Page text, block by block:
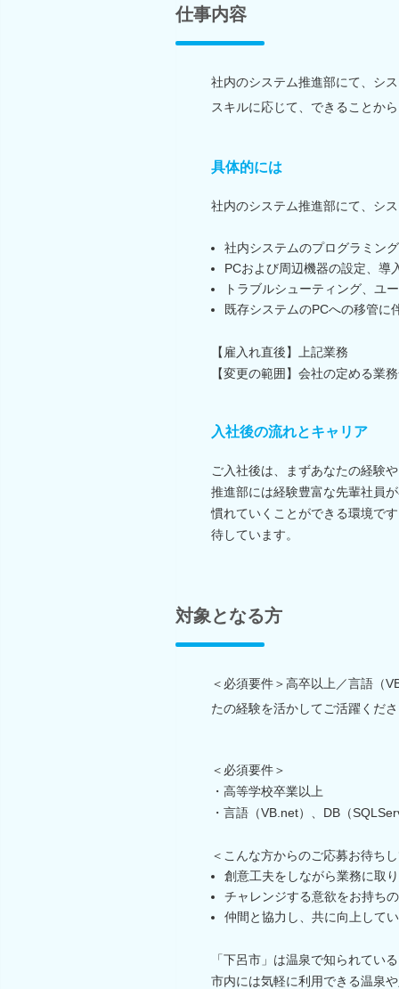
仕事内容
社内のシステム推進部にて、シ
スキルに応じて、できることか
具体的には
社内のシステム推進部にて、シ
社内システムのプログラミン
PCおよび周辺機器の設定、導
トラブルシューティング、ユ
既存システムのPCへの移管
【雇入れ直後】上記業務
【変更の範囲】会社の定める業
入社後の流れとキャリア
ご入社後は、まずあなたの経験
推進部には経験豊富な先輩社員
慣れていくことができる環境で
待しています。
対象となる方
＜必須要件＞高卒以上／言語（
たの経験を活かしてご活躍くだ
＜必須要件＞
・高等学校卒業以上
・言語（VB.net）、DB（
＜こんな方からのご応募お待ち
創意工夫をしながら業務に取
チャレンジする意欲をお持ち
仲間と協力し、共に向上して
「下呂市」は温泉で知られてい
市内には気軽に利用できる温泉